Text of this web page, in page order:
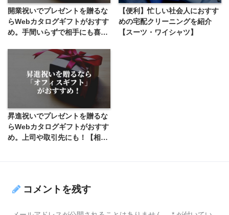
開業祝いでプレゼントを贈るな
らWebカタログギフトがおすす
め。手間いらずで相手にも喜ば
【便利】忙しい社会人におすす
めの宅配クリーニングを紹介
【スーツ・ワイシャツ】
昇進祝いでプレゼントを贈るな
らWebカタログギフトがおすす
め。上司や取引先にも！【相場
コメントを残す